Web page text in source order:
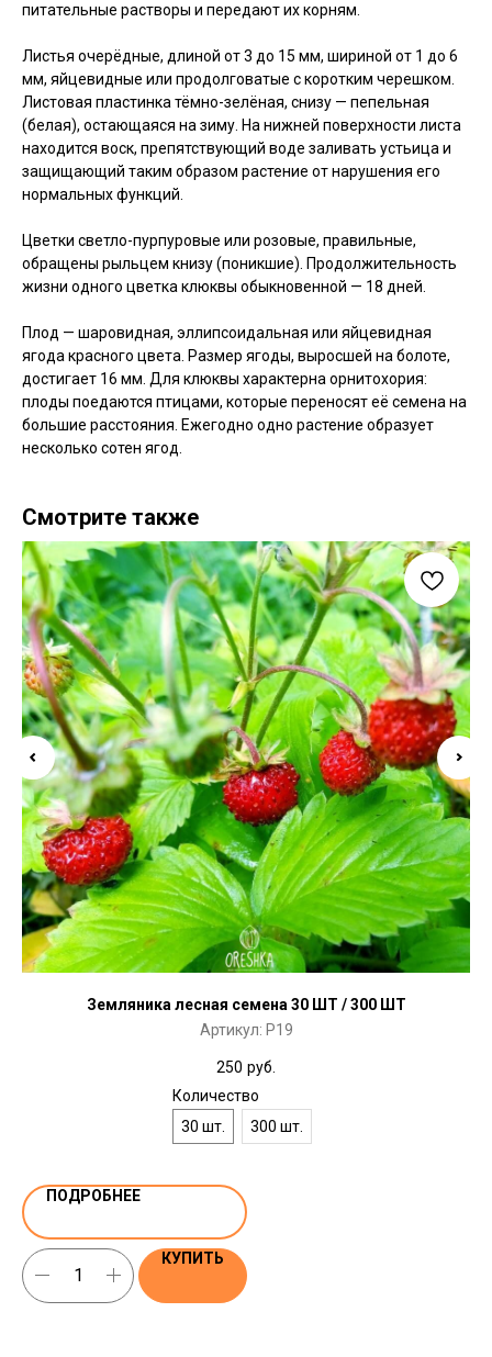
питательные растворы и передают их корням.
Листья очерёдные, длиной от 3 до 15 мм, шириной от 1 до 6
мм, яйцевидные или продолговатые с коротким черешком.
Листовая пластинка тёмно-зелёная, снизу — пепельная
(белая), остающаяся на зиму. На нижней поверхности листа
находится воск, препятствующий воде заливать устьица и
защищающий таким образом растение от нарушения его
нормальных функций.
Цветки светло-пурпуровые или розовые, правильные,
обращены рыльцем книзу (поникшие). Продолжительность
жизни одного цветка клюквы обыкновенной — 18 дней.
Плод — шаровидная, эллипсоидальная или яйцевидная
ягода красного цвета. Размер ягоды, выросшей на болоте,
достигает 16 мм. Для клюквы характерна орнитохория:
плоды поедаются птицами, которые переносят её семена на
большие расстояния. Ежегодно одно растение образует
несколько сотен ягод.
Смотрите также
Земляника лесная семена 30 ШТ / 300 ШТ
Артикул: P19
250 руб.
Количество
30 шт.
300 шт.
ПОДРОБНЕЕ
КУПИТЬ